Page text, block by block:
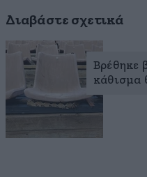
Διαβάστε σχετικά
Βρέθηκε
κάθισμα